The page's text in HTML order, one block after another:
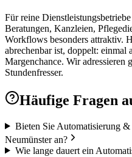
Für reine
Beratungen, Kanzleien,
Workflows besonders attraktiv.
abrechenbar ist, doppelt: einmal
Margenchance. Wir adressieren
Stundenfresser.
Häufige Fragen
Bieten Sie Automatisierung
Neumünster an?
Wie lange dauert ein